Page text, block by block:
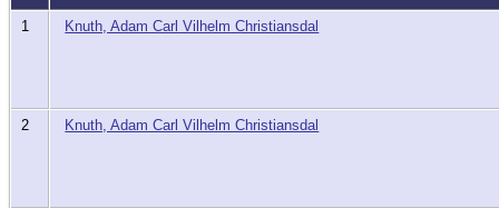
1 Knuth, Adam Carl Vilhelm Christiansdal
2 Knuth, Adam Carl Vilhelm Christiansdal